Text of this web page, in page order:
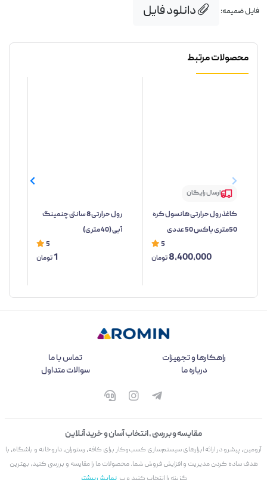
فایل ضمیمه: دانلود فایل
محصولات مرتبط
ارسال رایگان
کاغذ رول حرارتی هانسول کره
50متری باکس 50 عددی
5
8,400,000تومان
رول حرارتی 8 سانتی چنمینگ
آبی (40 متری)
5
1تومان
راهکارها و تجهیزات
تماس با ما
درباره ما
سوالات متداول
مقایسه و بررسی ، انتخاب آسان و خرید آنلاین
آرومین، پیشرو در ارائه ابزارهای سیستم‌سازی کسب‌وکار برای کافه، رستوران، داروخانه و باشگاه، با
هدف ساده کردن مدیریت و افزایش فروش شما. محصولات ما را مقایسه و بررسی کنید، بهترین